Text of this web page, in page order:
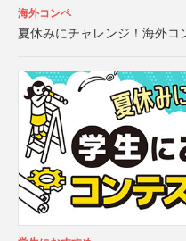
海外コンペ
夏休みにチャレンジ！海外コ